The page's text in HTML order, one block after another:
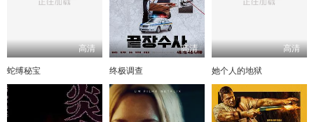
高清
蛇缚秘宝
高清
终极调查
高清
她个人的地狱